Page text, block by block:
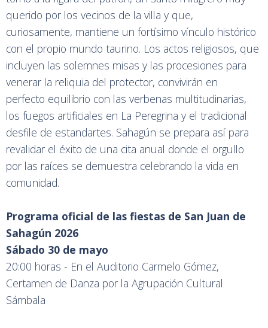
querido por los vecinos de la villa y que,
curiosamente, mantiene un fortísimo vínculo histórico
con el propio mundo taurino. Los actos religiosos, que
incluyen las solemnes misas y las procesiones para
venerar la reliquia del protector, convivirán en
perfecto equilibrio con las verbenas multitudinarias,
los fuegos artificiales en La Peregrina y el tradicional
desfile de estandartes. Sahagún se prepara así para
revalidar el éxito de una cita anual donde el orgullo
por las raíces se demuestra celebrando la vida en
comunidad.
Programa oficial de las fiestas de San Juan de
Sahagún 2026
Sábado 30 de mayo
20:00 horas - En el Auditorio Carmelo Gómez,
Certamen de Danza por la Agrupación Cultural
Sámbala